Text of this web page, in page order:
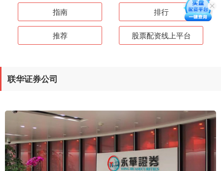
指南 排行
推荐 股票配资线上平台
联华证券公司